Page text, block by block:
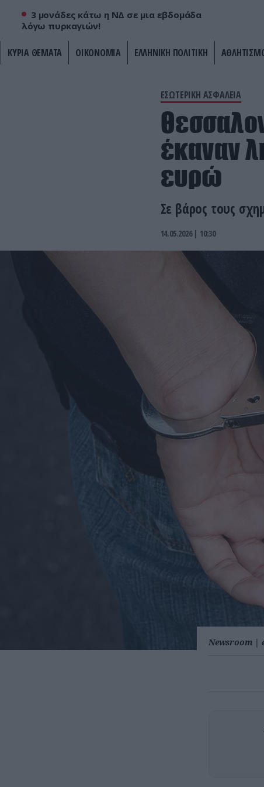
3 μονάδες κάτω η ΝΔ σε μια εβδομάδα
λόγω πυρκαγιών!
ΚΥΡΙΑ ΘΕΜΑΤΑ ΟΙΚΟΝΟΜΙΑ ΕΛΛΗΝΙΚΗ ΠΟΛΙΤΙΚΗ
ΕΣΩΤΕΡΙΚΗ ΑΣΦΑΛΕΙΑ
έκαναν
ευρώ
Σε βάρος τους
14.05.2026 | 10:30
Newsroom |